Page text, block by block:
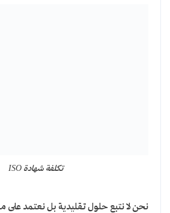
تكلفة شهادة ISO
نحن لا نتبع حلول تقليدية بل نعتمد